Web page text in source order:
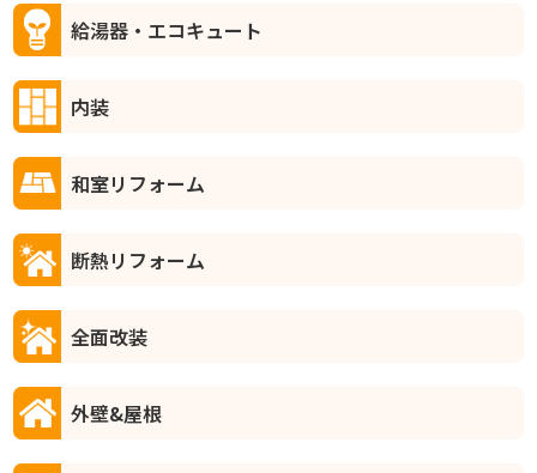
給湯器・エコキュート
内装
和室リフォーム
断熱リフォーム
全面改装
外壁&屋根